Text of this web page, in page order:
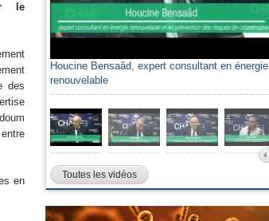
le
des
en
Houcine Bensaâd, expert consultant en énergie
renouvelable
Toutes les vidéos